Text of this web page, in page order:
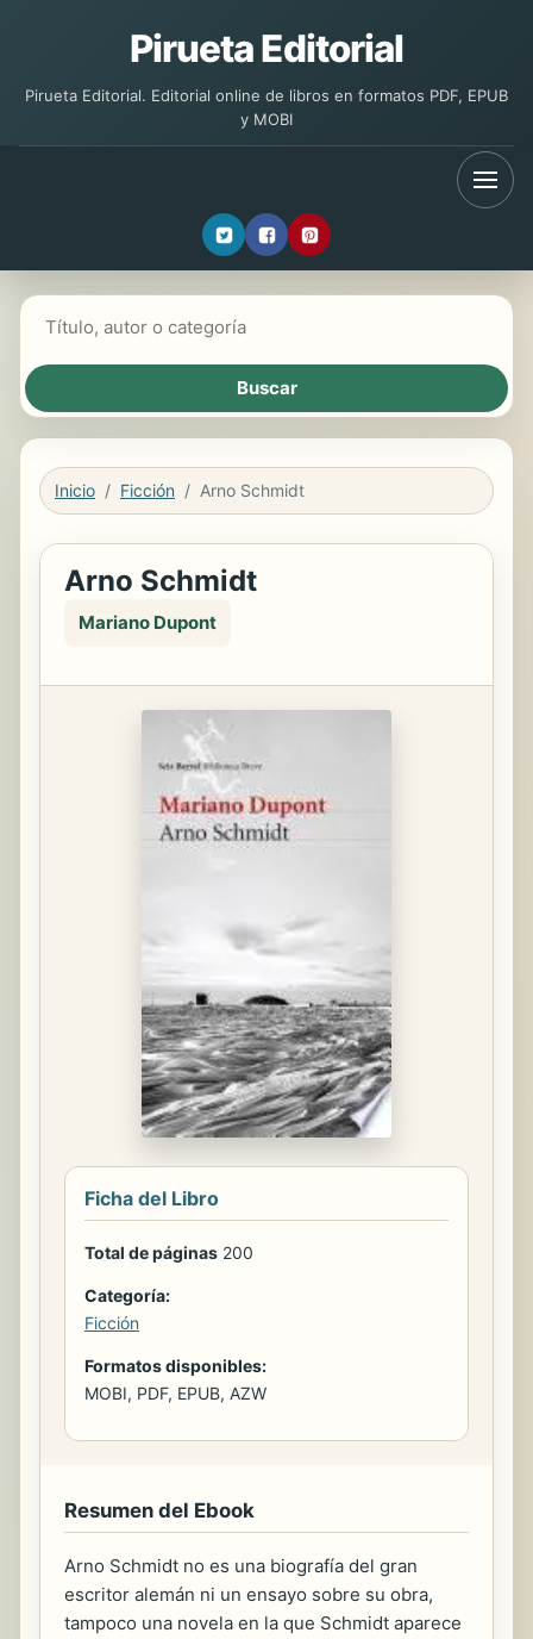
Pirueta Editorial
Pirueta Editorial. Editorial online de libros en formatos PDF, EPUB
y MOBI
Inicio Ficción Arno Schmidt
Arno Schmidt
Mariano Dupont
Ficha del Libro
Total de páginas 200
Categoría:
Ficción
Formatos disponibles:
MOBI, PDF, EPUB, AZW
Resumen del Ebook
Arno Schmidt no es una biografía del gran
escritor alemán ni un ensayo sobre su obra,
tampoco una novela en la que Schmidt aparece